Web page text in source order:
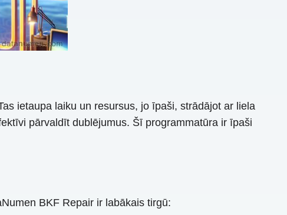
ietaupa laiku un resursus, jo īpaši, strādājot ar liela
pārvaldīt dublējumus. Šī programmatūra ir īpaši
BKF Repair ir labākais tirgū: